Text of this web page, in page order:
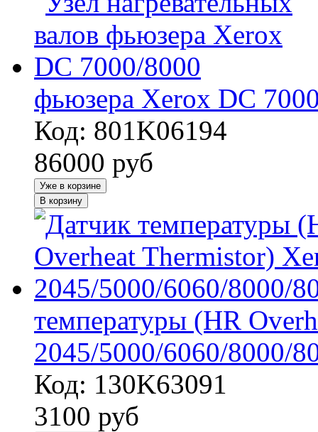
фьюзера Xerox DC
Код: 801K06194
86000 руб
Уже в корзине
В корзину
температуры (HR
2045/5000/6060/8000/
Код: 130K63091
3100 руб